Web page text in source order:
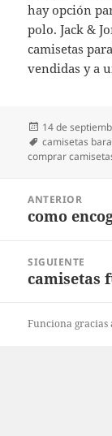
hay opción
polo. Jack &
camisetas
vendidas y a
Publicado
el
14 de
Etiquetas
camisetas
comprar
entradas
ANTERIOR
Entrada
como
SIGUIENTE
Entrada
camisetas
Funciona gracias